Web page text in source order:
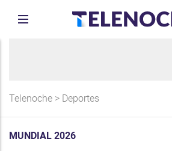
Telenoche > Deportes
MUNDIAL 2026